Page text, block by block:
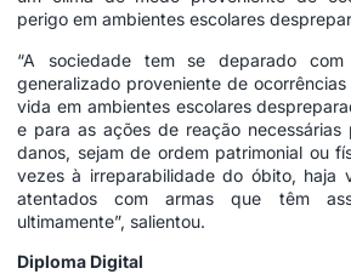
perigo em ambientes escolares
“A sociedade tem se deparado
generalizado proveniente de
vida em ambientes escolares
e para as ações de reação necessárias
danos, sejam de ordem patrimonial ou
vezes à irreparabilidade do óbito, haja
atentados com armas que têm
ultimamente”, salientou.
Diploma Digital